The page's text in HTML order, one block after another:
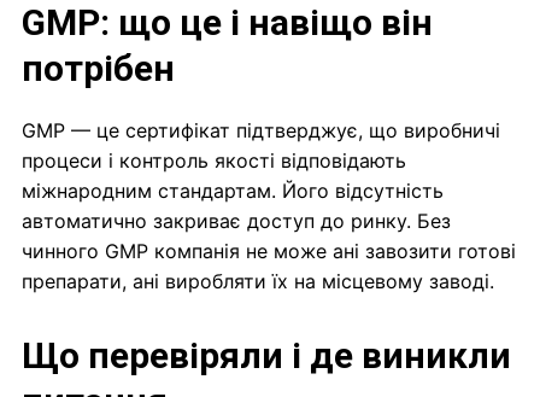
GMP: що це і навіщо він
потрібен
GMP — це сертифікат підтверджує, що виробничі
процеси і контроль якості відповідають
міжнародним стандартам. Його відсутність
автоматично закриває доступ до ринку. Без
чинного GMP компанія не може ані завозити готові
препарати, ані виробляти їх на місцевому заводі.
Що перевіряли і де виникли